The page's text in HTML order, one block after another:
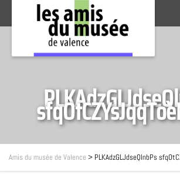
Amis du musée de Valence > PLKAdzGLJdseQlnbPs